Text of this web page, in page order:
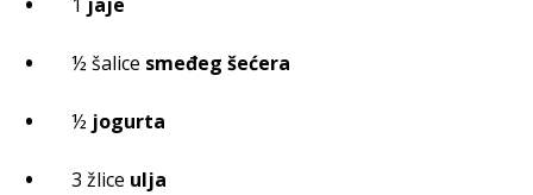
½ šalice smeđeg šećera
½ jogurta
3 žlice ulja